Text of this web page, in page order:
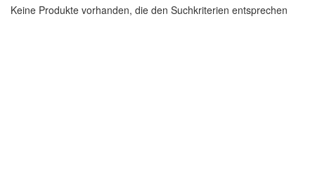
Keine Produkte vorhanden, die den Suchkriterien entsprechen